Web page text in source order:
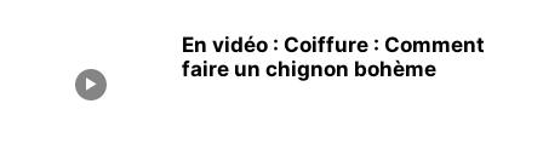
En vidéo : Coiffure : Comment
faire un chignon bohème